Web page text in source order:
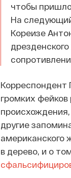
чтобы
На
Кореизе
Корреспондент
громких фейков
другие
американского
в дерево, и о